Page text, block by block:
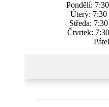
Pondělí:
Úterý: 7:30
Středa:
Čtvrtek: